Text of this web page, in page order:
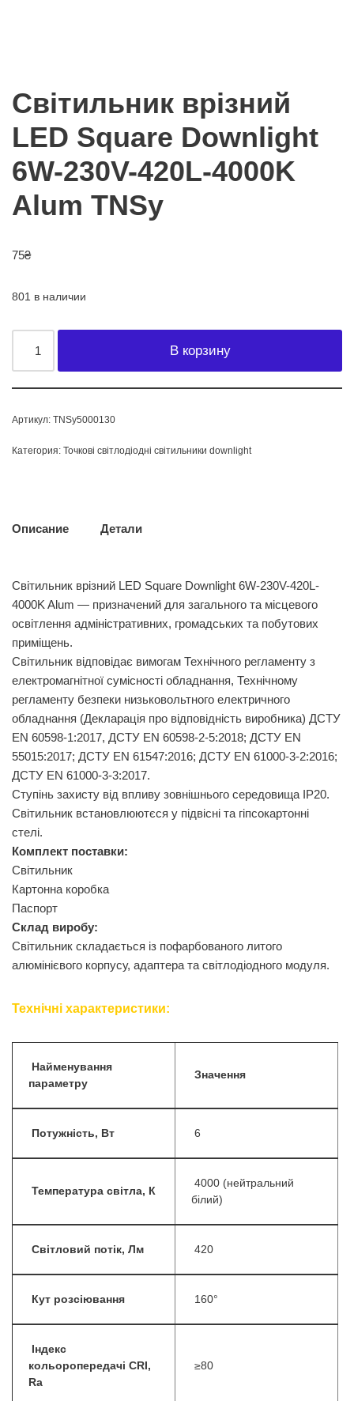
Світильник врізний
LED Square Downlight
6W-230V-420L-4000K
Alum TNSy
75₴
801 в наличии
В корзину
Артикул: TNSy5000130
Категория: Точкові світлодіодні світильники downlight
Описание Детали
Світильник врізний LED Square Downlight 6W-230V-420L-
4000K Alum — призначений для загального та місцевого
освітлення адміністративних, громадських та побутових
приміщень.
Світильник вiдповiдає вимогам Технiчного регламенту з
електромагнiтної сумiсностi обладнання, Технiчному
регламенту безпеки низьковольтного електричного
обладнання (Декларацiя про вiдповiднiсть виробника) ДСТУ
EN 60598-1:2017, ДСТУ EN 60598-2-5:2018; ДСТУ EN
55015:2017; ДСТУ EN 61547:2016; ДСТУ EN 61000-3-2:2016;
ДСТУ EN 61000-3-3:2017.
Ступiнь захисту вiд впливу зовнiшнього середовища IP20.
Світильник встановлюютєся у підвісні та гіпсокартонні
стелі.
Комплект поставки:
Світильник
Картонна коробка
Паспорт
Склад виробу:
Світильник складається із пофарбованого литого
алюмінієвого корпусу, адаптера та світлодіодного модуля.
Технічні характеристики:
Найменування
параметру
Значення
Потужність, Вт 6
Температура світла, К
4000 (нейтральний
білий)
Світловий потік, Лм 420
Кут розсіювання 160°
Індекс
кольоропередачі CRI,
Ra
≥80